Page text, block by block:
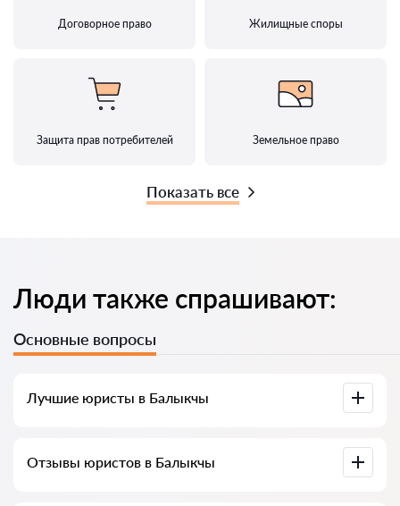
Договорное право Жилищные споры
Защита прав потребителей Земельное право
Показать все
Люди также спрашивают:
Основные вопросы
Лучшие юристы в Балыкчы
информацией. Цены, отзывы, номер телефона и адрес.
Отзывы юристов в Балыкчы